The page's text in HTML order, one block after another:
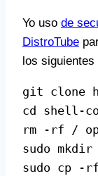
Yo uso de
DistroTube
los
git clone
cd shell-
rm -rf /
sudo
sudo cp